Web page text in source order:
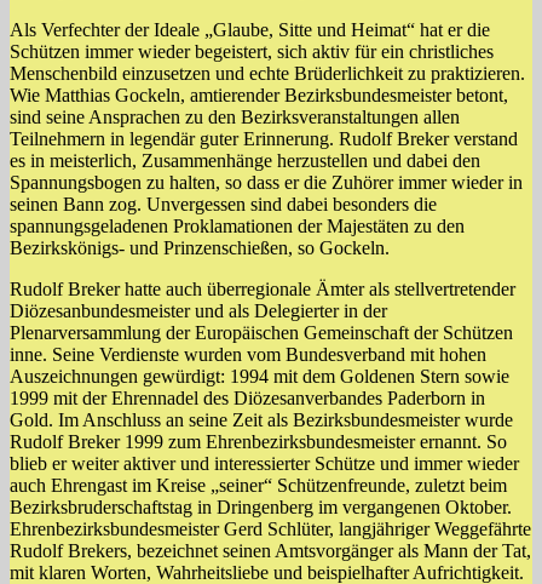
Als Verfechter der Ideale „Glaube, Sitte und Heimat“ hat er die
Schützen immer wieder begeistert, sich aktiv für ein christliches
Menschenbild einzusetzen und echte Brüderlichkeit zu praktizieren.
Wie Matthias Gockeln, amtierender Bezirksbundesmeister betont,
sind seine Ansprachen zu den Bezirksveranstaltungen allen
Teilnehmern in legendär guter Erinnerung. Rudolf Breker verstand
es in meisterlich, Zusammenhänge herzustellen und dabei den
Spannungsbogen zu halten, so dass er die Zuhörer immer wieder in
seinen Bann zog. Unvergessen sind dabei besonders die
spannungsgeladenen Proklamationen der Majestäten zu den
Bezirkskönigs- und Prinzenschießen, so Gockeln.
Rudolf Breker hatte auch überregionale Ämter als stellvertretender
Diözesanbundesmeister und als Delegierter in der
Plenarversammlung der Europäischen Gemeinschaft der Schützen
inne. Seine Verdienste wurden vom Bundesverband mit hohen
Auszeichnungen gewürdigt: 1994 mit dem Goldenen Stern sowie
1999 mit der Ehrennadel des Diözesanverbandes Paderborn in
Gold. Im Anschluss an seine Zeit als Bezirksbundesmeister wurde
Rudolf Breker 1999 zum Ehrenbezirksbundesmeister ernannt. So
blieb er weiter aktiver und interessierter Schütze und immer wieder
auch Ehrengast im Kreise „seiner“ Schützenfreunde, zuletzt beim
Bezirksbruderschaftstag in Dringenberg im vergangenen Oktober.
Ehrenbezirksbundesmeister Gerd Schlüter, langjähriger Weggefährte
Rudolf Brekers, bezeichnet seinen Amtsvorgänger als Mann der Tat,
mit klaren Worten, Wahrheitsliebe und beispielhafter Aufrichtigkeit.